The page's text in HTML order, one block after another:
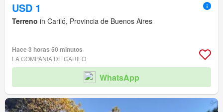
USD 1
Terreno in Cariló, Provincia de Buenos Aires
Hace 3 horas 50 minutos
LA COMPANIA DE CARILO
WhatsApp